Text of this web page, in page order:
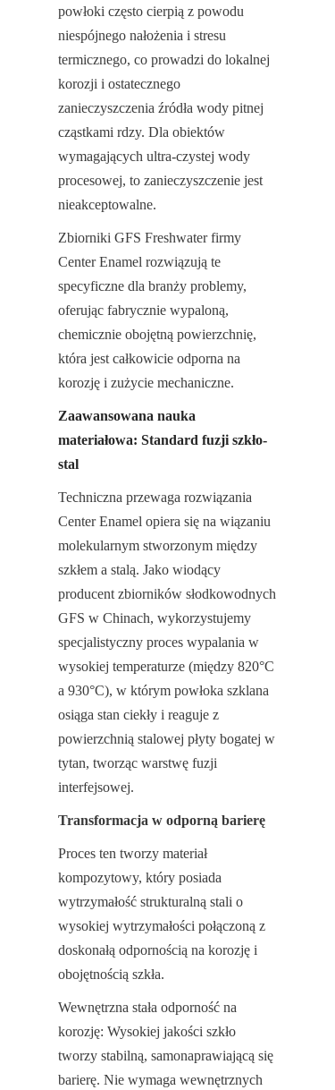
powłoki często cierpią z powodu
niespójnego nałożenia i stresu
termicznego, co prowadzi do lokalnej
korozji i ostatecznego
zanieczyszczenia źródła wody pitnej
cząstkami rdzy. Dla obiektów
wymagających ultra-czystej wody
procesowej, to zanieczyszczenie jest
nieakceptowalne.
Zbiorniki GFS Freshwater firmy
Center Enamel rozwiązują te
specyficzne dla branży problemy,
oferując fabrycznie wypaloną,
chemicznie obojętną powierzchnię,
która jest całkowicie odporna na
korozję i zużycie mechaniczne.
Zaawansowana nauka
materiałowa: Standard fuzji szkło-
stal
Techniczna przewaga rozwiązania
Center Enamel opiera się na wiązaniu
molekularnym stworzonym między
szkłem a stalą. Jako wiodący
producent zbiorników słodkowodnych
GFS w Chinach, wykorzystujemy
specjalistyczny proces wypalania w
wysokiej temperaturze (między 820°C
a 930°C), w którym powłoka szklana
osiąga stan ciekły i reaguje z
powierzchnią stalowej płyty bogatej w
tytan, tworząc warstwę fuzji
interfejsowej.
Transformacja w odporną barierę
Proces ten tworzy materiał
kompozytowy, który posiada
wytrzymałość strukturalną stali o
wysokiej wytrzymałości połączoną z
doskonałą odpornością na korozję i
obojętnością szkła.
Wewnętrzna stała odporność na
korozję: Wysokiej jakości szkło
tworzy stabilną, samonaprawiającą się
barierę. Nie wymaga wewnętrznych